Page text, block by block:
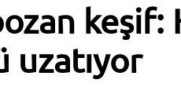
keşif:
uzatıyor